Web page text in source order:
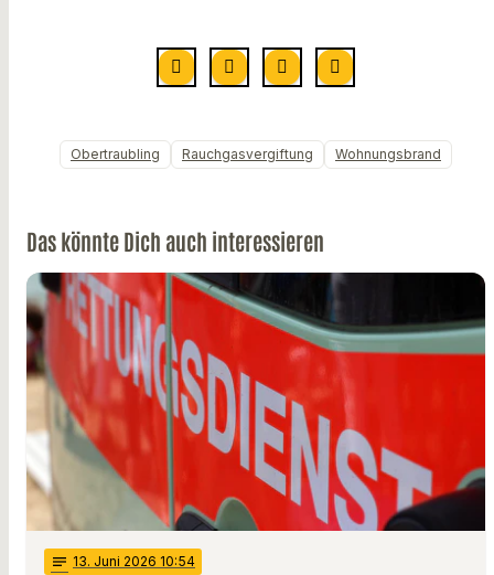
Obertraubling Rauchgasvergiftung Wohnungsbrand
Das könnte Dich auch interessieren
notes 13. Juni 2026 10:54